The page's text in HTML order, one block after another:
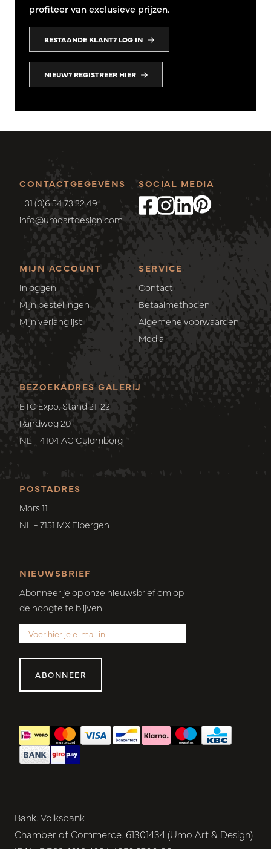
profiteer van exclusieve prijzen.
BESTAANDE KLANT? LOG IN
NIEUW? REGISTREER HIER
CONTACTGEGEVENS
+31 (0)6 54 73 32 49
info@umoartdesign.com
MIJN ACCOUNT
Inloggen
Mijn bestellingen
Mijn verlanglijst
SERVICE
Contact
Betaalmethoden
Algemene voorwaarden
Media
SOCIAL MEDIA
POSTADRES
Mors 11
NL - 7151 MX Eibergen
BEZOEKADRES GALERIJ
ETC Expo, Stand 21-22
Randweg 20
NL - 4104 AC Culemborg
NIEUWSBRIEF
Abonneer je op onze nieuwsbrief om op
de hoogte te blijven.
ABONNEER
Bank. Volksbank
Chamber of Commerce. 61301434 (Umo Art & Design)